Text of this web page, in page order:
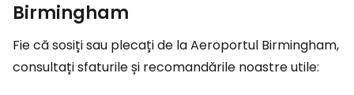
Birmingham
Fie că sosiți sau plecați de la Aeroportul Birmingham,
consultați sfaturile și recomandările noastre utile: